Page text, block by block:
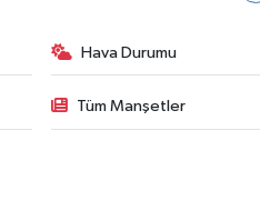
Hava Durumu
Tüm Manşetler